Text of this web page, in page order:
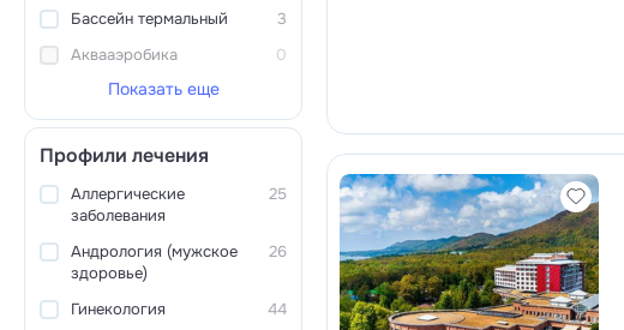
Бассейн термальный
3
Аквааэробика
0
Показать еще
Профили лечения
Аллергические
заболевания
25
Андрология (мужское
здоровье)
26
Гинекология
44